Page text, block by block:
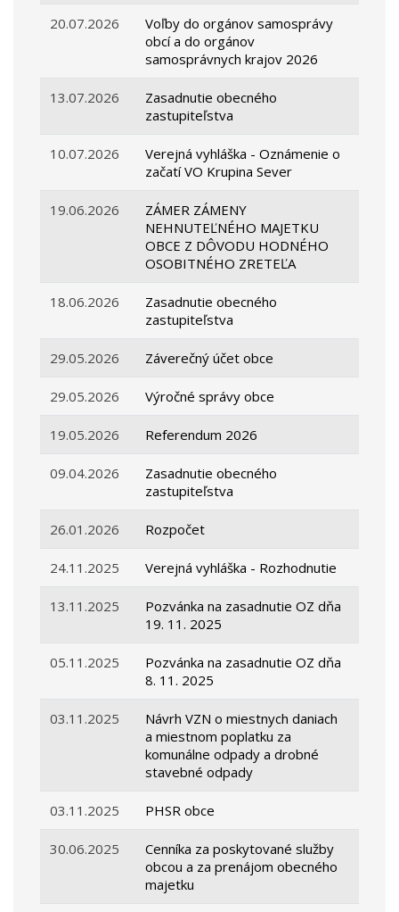
20.07.2026
Voľby do orgánov samosprávy
obcí a do orgánov
samosprávnych krajov 2026
13.07.2026
Zasadnutie obecného
zastupiteľstva
10.07.2026
Verejná vyhláška - Oznámenie o
začatí VO Krupina Sever
19.06.2026
ZÁMER ZÁMENY
NEHNUTEĽNÉHO MAJETKU
OBCE Z DÔVODU HODNÉHO
OSOBITNÉHO ZRETEĽA
18.06.2026
Zasadnutie obecného
zastupiteľstva
29.05.2026 Záverečný účet obce
29.05.2026 Výročné správy obce
19.05.2026 Referendum 2026
09.04.2026
Zasadnutie obecného
zastupiteľstva
26.01.2026 Rozpočet
24.11.2025 Verejná vyhláška - Rozhodnutie
13.11.2025
Pozvánka na zasadnutie OZ dňa
19. 11. 2025
05.11.2025
Pozvánka na zasadnutie OZ dňa
8. 11. 2025
03.11.2025
Návrh VZN o miestnych daniach
a miestnom poplatku za
komunálne odpady a drobné
stavebné odpady
03.11.2025 PHSR obce
30.06.2025
Cenníka za poskytované služby
obcou a za prenájom obecného
majetku